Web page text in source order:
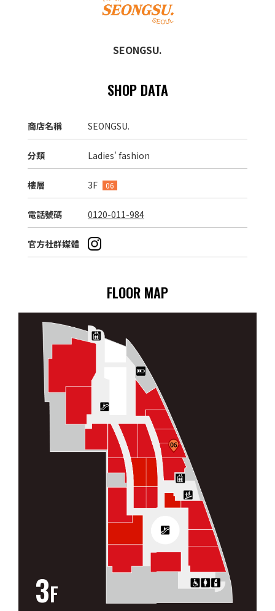
SEONGSU.
SHOP DATA
商店名稱 SEONGSU.
分類 Ladies' fashion
樓層 3F 06
電話號碼 0120-011-984
官方社群媒體
FLOOR MAP
3F